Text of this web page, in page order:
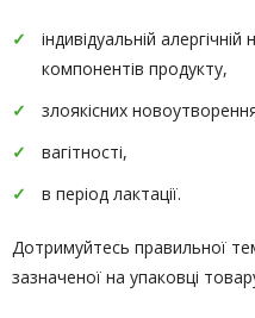
індивідуальній
компонентів продукту,
злоякісних
вагітності,
в період лактації.
Дотримуйтесь правильної
зазначеної на упаковці